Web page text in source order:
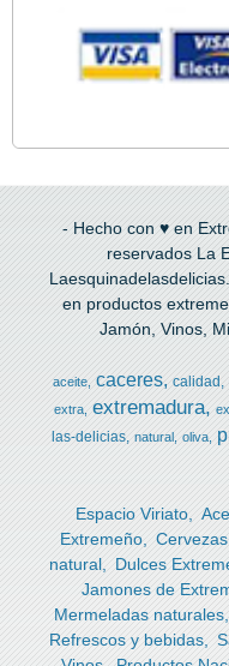
- Hecho con ♥ en
reservados La
en productos
Jamón, Vinos,
aceite caceres calidad
extra
extremadura
las-delicias natural oliva
Espacio Viriato
Extremeño
natural
Dulces
Jamones de
Mermeladas naturales
Refrescos y bebidas